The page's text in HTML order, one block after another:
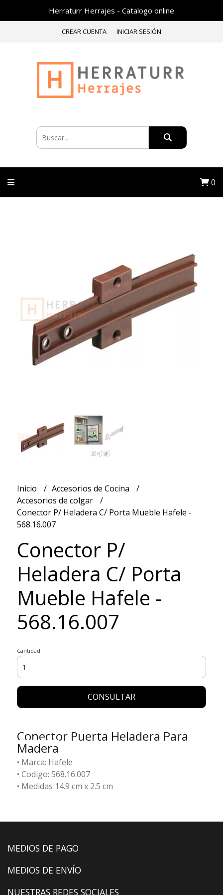
Herraturr Herrajes - Catalogo online
CREAR CUENTA INICIAR SESIÓN
0
Inicio
Accesorios de Cocina
Accesorios de colgar
Conector P/ Heladera C/ Porta Mueble Hafele -
568.16.007
Conector P/
Heladera C/ Porta
Mueble Hafele -
568.16.007
Cantidad
CONSULTAR
Conector Puerta Heladera Para
Madera
• Marca: Hafele
• Codigo: 568.16.007
• Medidas 14.9 cm x 2.5 cm
MEDIOS DE PAGO
MEDIOS DE ENVÍO
NUESTRAS REDES SOCIALES